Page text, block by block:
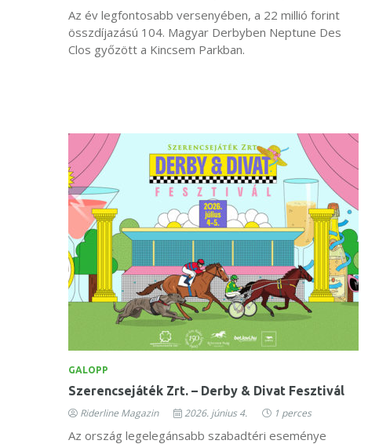
Az év legfontosabb versenyében, a 22 millió forint
összdíjazású 104. Magyar Derbyben Neptune Des
Clos győzött a Kincsem Parkban.
GALOPP
Szerencsejáték Zrt. – Derby & Divat Fesztivál
Riderline Magazin 2026. június 4. 1 perces
Az ország legelegánsabb szabadtéri eseménye